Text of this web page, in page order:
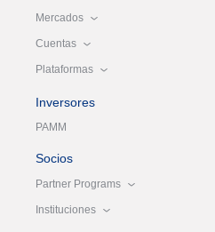
Mercados
Cuentas
Plataformas
Inversores
PAMM
Socios
Partner Programs
Instituciones